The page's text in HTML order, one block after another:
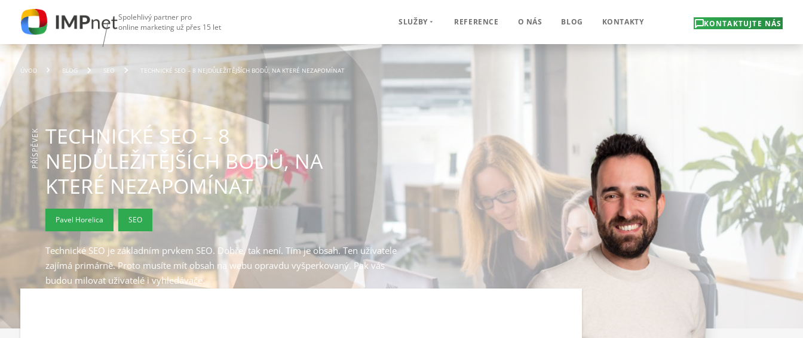
Spolehlivý partner pro
online marketing už přes 15 let
SLUŽBY REFERENCE O NÁS BLOG KONTAKTY KONTAKTUJTE NÁS
ÚVOD BLOG SEO TECHNICKÉ SEO – 8 NEJDŮLEŽITĚJŠÍCH BODŮ, NA KTERÉ NEZAPOMÍNAT
PŘÍSPĚVEK TECHNICKÉ SEO – 8
NEJDŮLEŽITĚJŠÍCH BODŮ, NA
KTERÉ NEZAPOMÍNAT
Pavel Horelica SEO
Technické SEO je základním prvkem SEO. Dobře, tak není. Tím je obsah. Ten uživatele
zajímá primárně. Proto musíte mít obsah na webu opravdu vyšperkovaný. Pak vás
budou milovat uživatelé i vyhledávače.